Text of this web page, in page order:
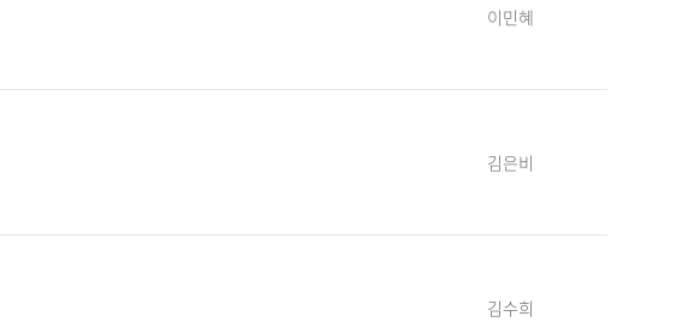
이민혜
김은비
김수희